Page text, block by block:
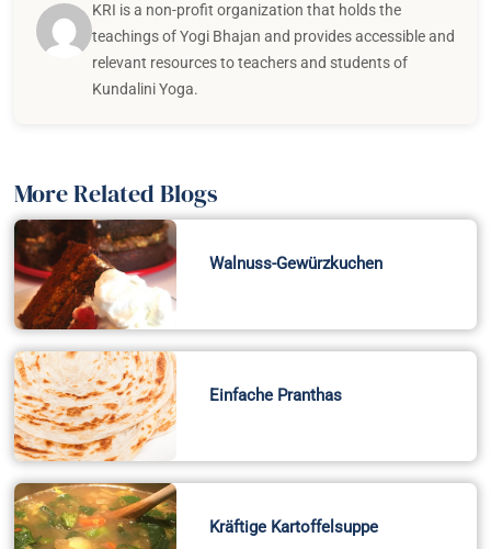
KRI is a non-profit organization that holds the
teachings of Yogi Bhajan and provides accessible and
relevant resources to teachers and students of
Kundalini Yoga.
More Related Blogs
Walnuss-Gewürzkuchen
Einfache Pranthas
Kräftige Kartoffelsuppe